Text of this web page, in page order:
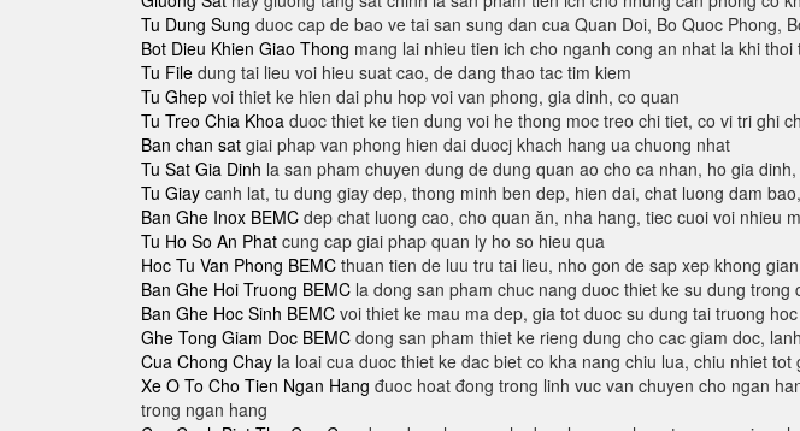
Tu Dung Sung duoc cap de bao ve tai san sung dan cua Quan Doi, Bo Quoc Phong,
Bot Dieu Khien Giao Thong mang lai nhieu tien ich cho nganh cong an nhat la khi thoi
Tu File dung tai lieu voi hieu suat cao, de dang thao tac tim kiem
Tu Ghep voi thiet ke hien dai phu hop voi van phong, gia dinh, co quan
Tu Treo Chia Khoa duoc thiet ke tien dung voi he thong moc treo chi tiet, co vi tri ghi
Ban chan sat giai phap van phong hien dai duocj khach hang ua chuong nhat
Tu Sat Gia Dinh la san pham chuyen dung de dung quan ao cho ca nhan, ho gia
Tu Giay canh lat, tu dung giay dep, thong minh ben dep, hien dai, chat luong dam
Ban Ghe Inox BEMC dep chat luong cao, cho quan ăn, nha hang, tiec cuoi voi nhieu
Tu Ho So An Phat cung cap giai phap quan ly ho so hieu qua
Hoc Tu Van Phong BEMC thuan tien de luu tru tai lieu, nho gon de sap xep khong gian
Ban Ghe Hoi Truong BEMC la dong san pham chuc nang duoc thiet ke su dung
Ban Ghe Hoc Sinh BEMC voi thiet ke mau ma dep, gia tot duoc su dung tai truong hoc
Ghe Tong Giam Doc BEMC dong san pham thiet ke rieng dung cho cac giam doc,
Cua Chong Chay la loai cua duoc thiet ke dac biet co kha nang chiu lua, chiu nhiet
Xe O To Cho Tien Ngan Hang đuoc hoat đong trong linh vuc van chuyen cho ngan
trong ngan hang